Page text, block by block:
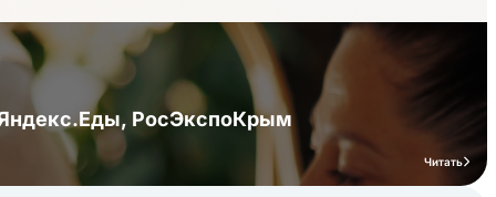
Яндекс.Еды, РосЭкспоКрым
Читать